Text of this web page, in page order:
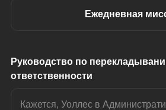
Ежедневная
Руководство по
ответственности
Кажется, Уоллес в